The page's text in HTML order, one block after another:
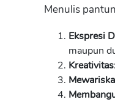
Menulis
Ekspresi
maupun
Kreativitas